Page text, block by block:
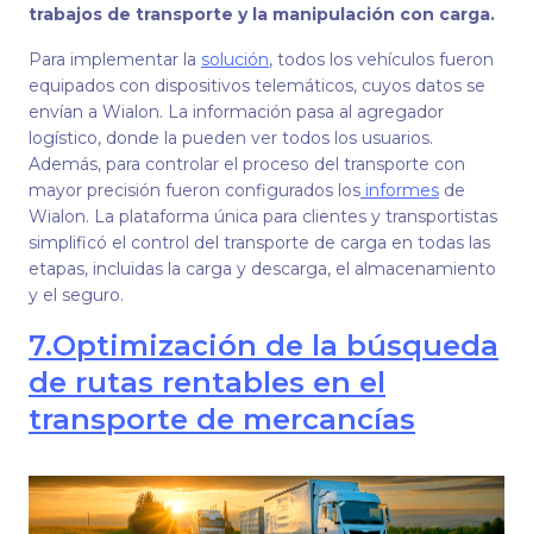
trabajos de transporte y la manipulación con carga.
Para implementar la solución, todos los vehículos fueron
equipados con dispositivos telemáticos, cuyos datos se
envían a Wialon. La información pasa al agregador
logístico, donde la pueden ver todos los usuarios.
Además, para controlar el proceso del transporte con
mayor precisión fueron configurados los informes de
Wialon. La plataforma única para clientes y transportistas
simplificó el control del transporte de carga en todas las
etapas, incluidas la carga y descarga, el almacenamiento
y el seguro.
7.Optimización de la búsqueda
de rutas rentables en el
transporte de mercancías